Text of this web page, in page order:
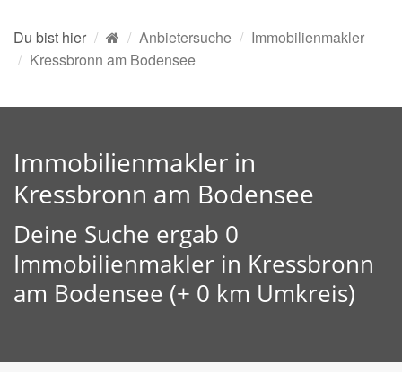
Du bist hier Anbietersuche
Immobilienmakler
Kressbronn am Bodensee
Immobilienmakler in
Kressbronn am Bodensee
Deine Suche ergab 0
Immobilienmakler in Kressbronn
am Bodensee (+ 0 km Umkreis)